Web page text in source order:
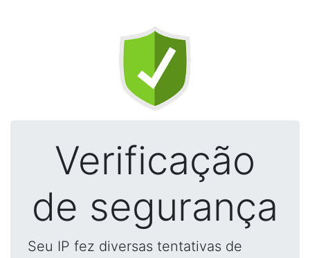
Verificação
de segurança
Seu IP fez diversas tentativas de